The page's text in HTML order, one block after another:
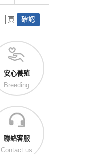
頁 確認
安心養殖
Breeding
聯絡客服
Contact us